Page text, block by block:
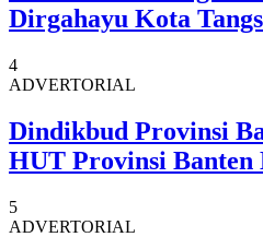
Dirgahayu Kota
4
ADVERTORIAL
Dindikbud Provinsi
HUT Provinsi Banten
5
ADVERTORIAL